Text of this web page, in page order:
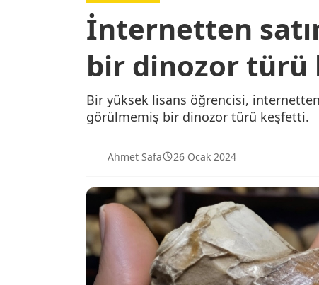
İnternetten
bir dinozor türü
Bir yüksek lisans öğrencisi,
görülmemiş bir dinozor türü keşfetti.
Ahmet Safa 26 Ocak 2024